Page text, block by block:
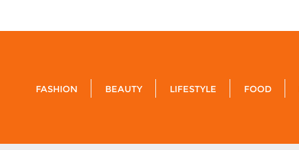
FASHION BEAUTY LIFESTYLE FOOD